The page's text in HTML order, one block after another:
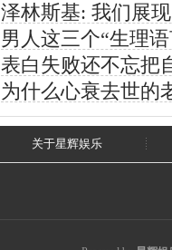
泽林斯基: 我们展
男人这三个“生理
表白失败还不忘把
为什么心衰去世的
关于星辉娱乐